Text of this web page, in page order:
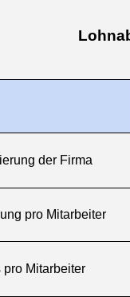
der Firma
pro Mitarbeiter
Mitarbeiter